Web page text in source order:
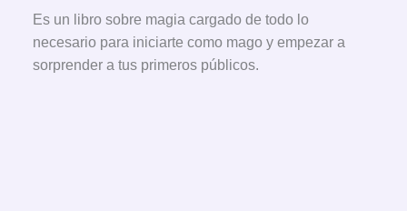
Es un libro sobre magia cargado de todo lo
necesario para iniciarte como mago y empezar a
sorprender a tus primeros públicos.